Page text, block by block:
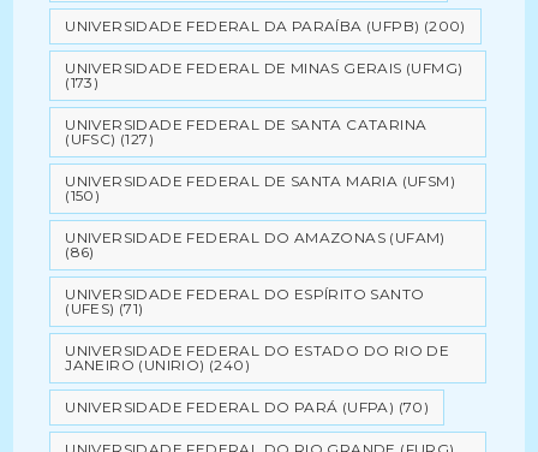
UNIVERSIDADE FEDERAL DA PARAÍBA (UFPB) (200)
UNIVERSIDADE FEDERAL DE MINAS GERAIS (UFMG)
(173)
UNIVERSIDADE FEDERAL DE SANTA CATARINA
(UFSC) (127)
UNIVERSIDADE FEDERAL DE SANTA MARIA (UFSM)
(150)
UNIVERSIDADE FEDERAL DO AMAZONAS (UFAM)
(86)
UNIVERSIDADE FEDERAL DO ESPÍRITO SANTO
(UFES) (71)
UNIVERSIDADE FEDERAL DO ESTADO DO RIO DE
JANEIRO (UNIRIO) (240)
UNIVERSIDADE FEDERAL DO PARÁ (UFPA) (70)